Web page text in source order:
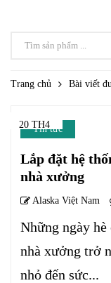
Trang chủ Bài viết
20 TH4
Tin tức
Lắp đặt hệ
nhà xưởng
Alaska Việt Nam
Những ngày
nhà xưởng trở
nhỏ đến sức...